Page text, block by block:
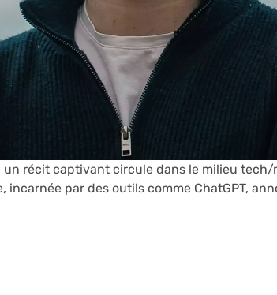
un récit captivant circule dans le milieu tech/
incarnée par des outils comme ChatGPT,